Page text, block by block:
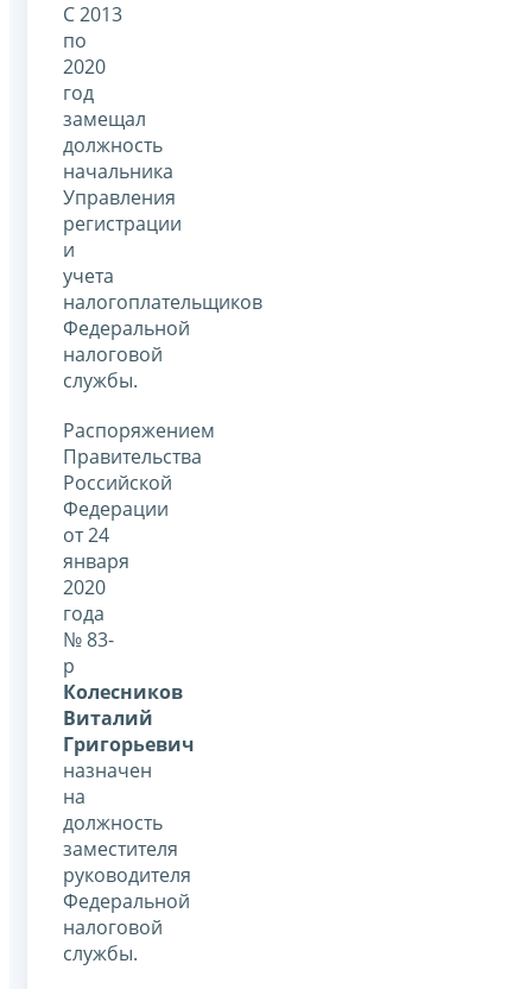
С 2013
по
2020
год
замещал
должность
начальника
Управления
регистрации
и
учета
налогоплательщиков
Федеральной
налоговой
службы.
Распоряжением
Правительства
Российской
Федерации
от 24
января
2020
года
№ 83-
р
Колесников
Виталий
Григорьевич
назначен
на
должность
заместителя
руководителя
Федеральной
налоговой
службы.